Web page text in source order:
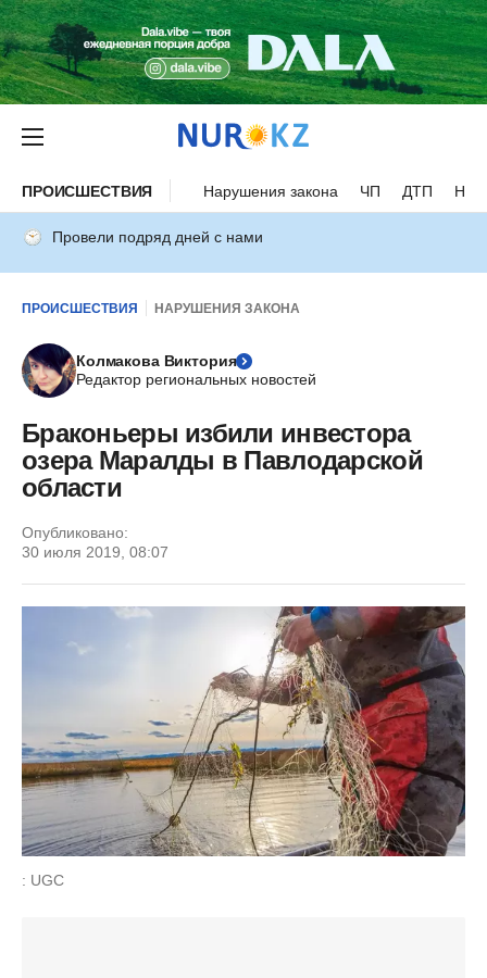
ПРОИСШЕСТВИЯ Нарушения закона ЧП ДТП
Провели подряд дней с нами
ПРОИСШЕСТВИЯ НАРУШЕНИЯ ЗАКОНА
Колмакова Виктория
Редактор региональных новостей
Браконьеры избили инвестора
озера Маралды в Павлодарской
области
Опубликовано:
30 июля 2019, 08:07
: UGC